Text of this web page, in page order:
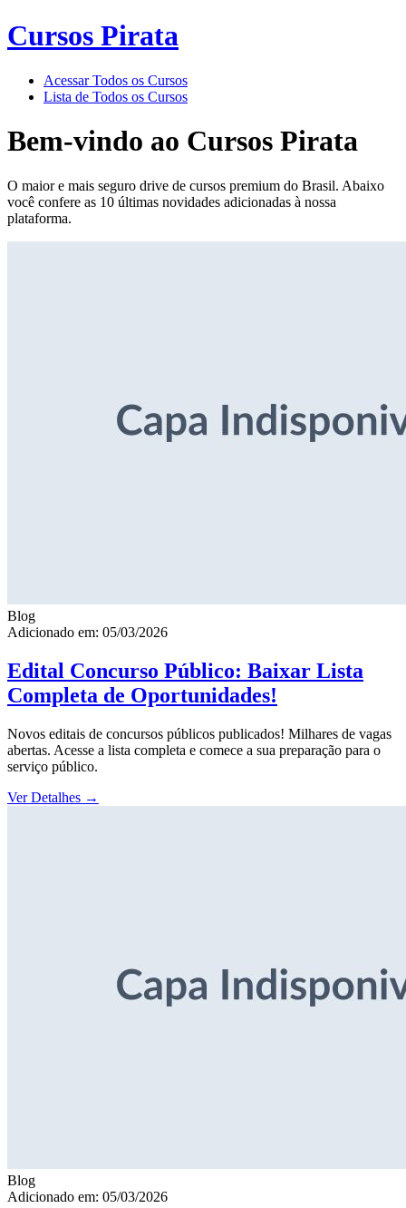
Cursos Pirata
Acessar Todos os Cursos
Lista de Todos os Cursos
Bem-vindo ao Cursos Pirata
O maior e mais seguro drive de cursos premium do Brasil. Abaixo
você confere as 10 últimas novidades adicionadas à nossa
plataforma.
Blog
Adicionado em: 05/03/2026
Edital Concurso Público: Baixar Lista
Completa de Oportunidades!
Novos editais de concursos públicos publicados! Milhares de vagas
abertas. Acesse a lista completa e comece a sua preparação para o
serviço público.
Ver Detalhes →
Blog
Adicionado em: 05/03/2026